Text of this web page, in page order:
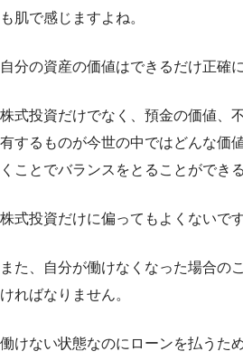
も肌で感じますよね。
自分の資産の価値はできるだけ正確
株式投資だけでなく、預金の価値、
有するものが今世の中ではどんな価
くことでバランスをとることができ
株式投資だけに偏ってもよくないです
また、自分が働けなくなった場合の
ければなりません。
働けない状態なのにローンを払うた